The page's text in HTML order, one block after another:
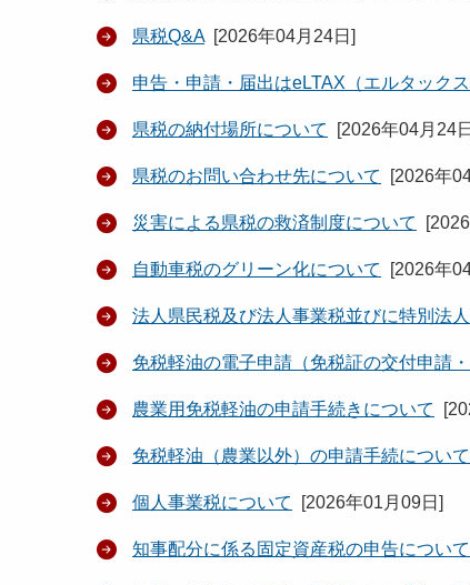
県税Q&A[2026年04月24日 ]
申告・申請・届出はeLTAX（エルタック
県税の納付場所について [2026年04月24日
県税のお問い合わせ先について [2026年
災害による県税の救済制度について [
自動車税のグリーン化について [2026年
法人県民税及び法人事業税並びに特別法
免税軽油の電子申請（免税証の交付申請
農業用免税軽油の申請手続きについて [
免税軽油（農業以外）の申請手続について
個人事業税について [2026年01月09日 ]
知事配分に係る固定資産税の申告について